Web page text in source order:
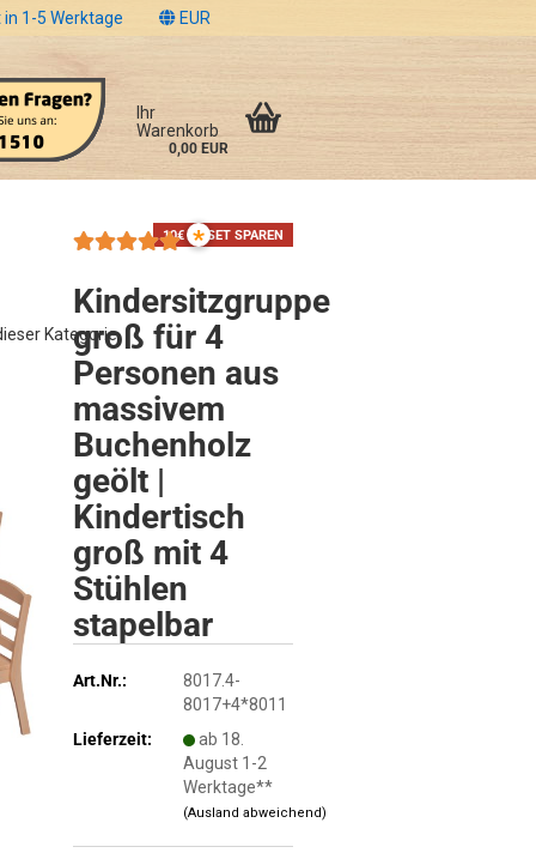
1-5 Werktage EUR
Ihr
Warenkorb
0,00 EUR
Kategorie
10€ IM SET SPAREN
*
Kindersitzgruppe
groß für 4
Personen aus
massivem
Buchenholz
geölt |
Kindertisch
groß mit 4
Stühlen
stapelbar
Art.Nr.:
8017.4-
8017+4*8011
Lieferzeit:
ab 18.
August 1-2
Werktage**
(Ausland abweichend)